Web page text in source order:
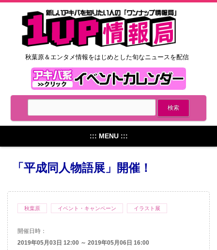
秋葉原＆エンタメ情報をはじめとした旬なニュースを配信
::: MENU :::
「平成同人物語展」開催！
秋葉原 イベント・キャンペーン イラスト展
開催日時：
2019年05月03日 12:00 ～ 2019年05月06日 16:00